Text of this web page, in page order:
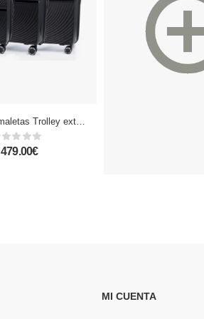
Juego de 3 maletas Trolley extensibles, en material ligero PP resistente a la rotura. Cerradura TSA numérica, 4 ruedas dobles giratorias 360°.
479.00€
MI CUENTA